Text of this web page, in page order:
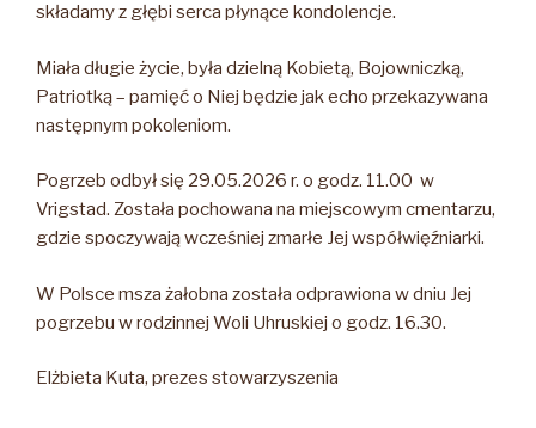
składamy z głębi serca płynące kondolencje.
Miała długie życie, była dzielną Kobietą, Bojowniczką,
Patriotką – pamięć o Niej będzie jak echo przekazywana
następnym pokoleniom.
Pogrzeb odbył się 29.05.2026 r. o godz. 11.00 w
Vrigstad. Została pochowana na miejscowym cmentarzu,
gdzie spoczywają wcześniej zmarłe Jej współwięźniarki.
W Polsce msza żałobna została odprawiona w dniu Jej
pogrzebu w rodzinnej Woli Uhruskiej o godz. 16.30.
Elżbieta Kuta, prezes stowarzyszenia